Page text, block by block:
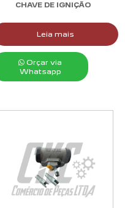
CHAVE DE IGNIÇÃO
Leia mais
Orçar via
Whatsapp